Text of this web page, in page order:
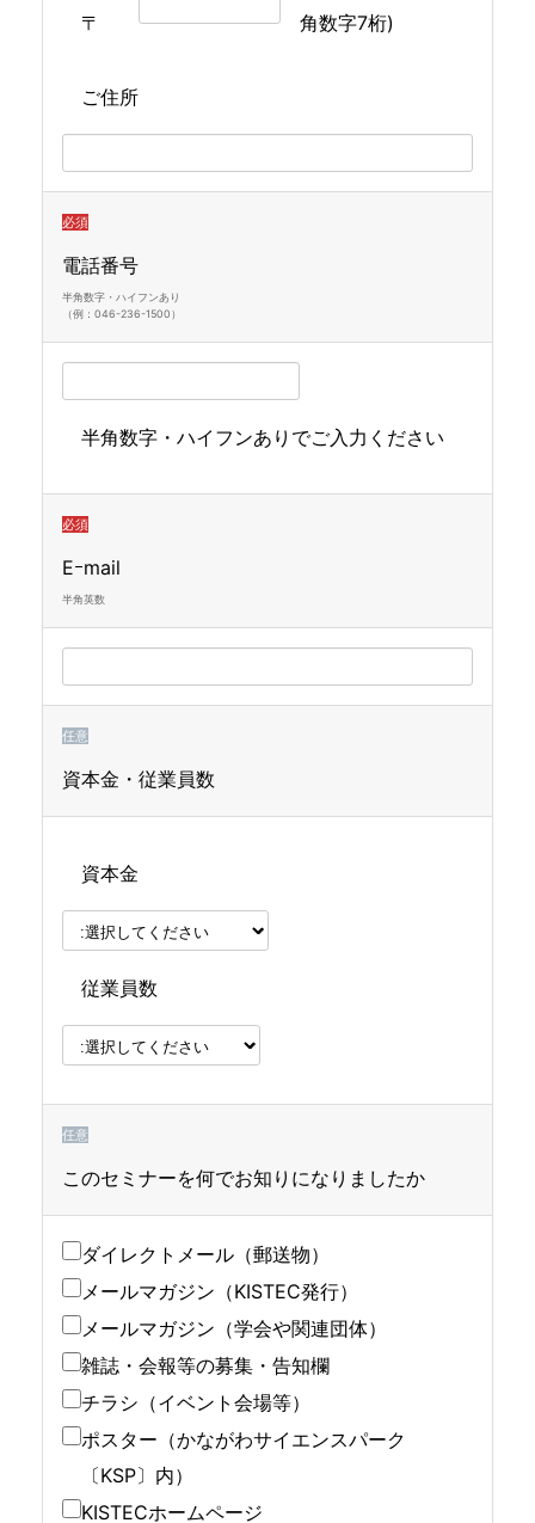
〒
角数字7桁)
ご住所
必須
電話番号
半角数字・ハイフンあり
（例：046-236-1500）
半角数字・ハイフンありでご入力ください
必須
Eｰmail
半角英数
任意
資本金・従業員数
資本金
従業員数
任意
このセミナーを何でお知りになりましたか
ダイレクトメール（郵送物）
メールマガジン（KISTEC発行）
メールマガジン（学会や関連団体）
雑誌・会報等の募集・告知欄
チラシ（イベント会場等）
ポスター（かながわサイエンスパーク
〔KSP〕内）
KISTECホームページ